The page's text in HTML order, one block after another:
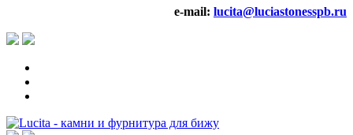
e-mail: lucita@luciastonesspb.ru